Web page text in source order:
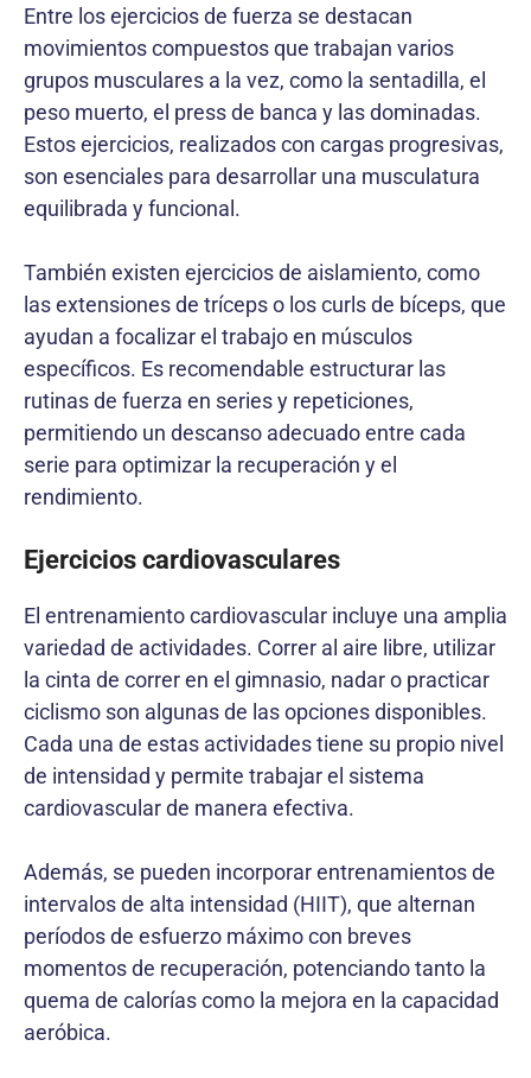
Entre los ejercicios de fuerza se destacan
movimientos compuestos que trabajan varios
grupos musculares a la vez, como la sentadilla, el
peso muerto, el press de banca y las dominadas.
Estos ejercicios, realizados con cargas progresivas,
son esenciales para desarrollar una musculatura
equilibrada y funcional.
También existen ejercicios de aislamiento, como
las extensiones de tríceps o los curls de bíceps, que
ayudan a focalizar el trabajo en músculos
específicos. Es recomendable estructurar las
rutinas de fuerza en series y repeticiones,
permitiendo un descanso adecuado entre cada
serie para optimizar la recuperación y el
rendimiento.
Ejercicios cardiovasculares
El entrenamiento cardiovascular incluye una amplia
variedad de actividades. Correr al aire libre, utilizar
la cinta de correr en el gimnasio, nadar o practicar
ciclismo son algunas de las opciones disponibles.
Cada una de estas actividades tiene su propio nivel
de intensidad y permite trabajar el sistema
cardiovascular de manera efectiva.
Además, se pueden incorporar entrenamientos de
intervalos de alta intensidad (HIIT), que alternan
períodos de esfuerzo máximo con breves
momentos de recuperación, potenciando tanto la
quema de calorías como la mejora en la capacidad
aeróbica.